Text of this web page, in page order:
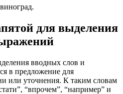
для выделения
вводных слов и
в предложение для
или уточнения. К таким словам
“впрочем”, “например” и